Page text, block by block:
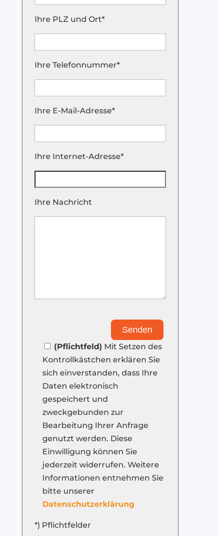
Ihre PLZ und Ort*
Ihre Telefonnummer*
Ihre E-Mail-Adresse*
Ihre Internet-Adresse*
Ihre Nachricht
F
Senden
(Pflichtfeld) Mit Setzen des
Kontrollkästchen erklären Sie
sich einverstanden, dass Ihre
Daten elektronisch
gespeichert und
zweckgebunden zur
Bearbeitung Ihrer Anfrage
genutzt werden. Diese
Einwilligung können Sie
jederzeit widerrufen. Weitere
Informationen entnehmen Sie
bitte unserer
Datenschutzerklärung
*) Pflichtfelder